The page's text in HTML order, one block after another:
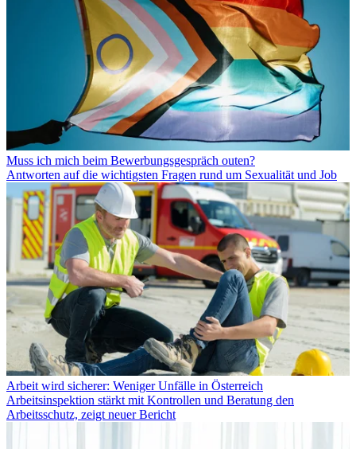
Muss ich mich beim Bewerbungsgespräch outen?
Antworten auf die wichtigsten Fragen rund um Sexualität und Job
Arbeit wird sicherer: Weniger Unfälle in Österreich
Arbeitsinspektion stärkt mit Kontrollen und Beratung den
Arbeitsschutz, zeigt neuer Bericht